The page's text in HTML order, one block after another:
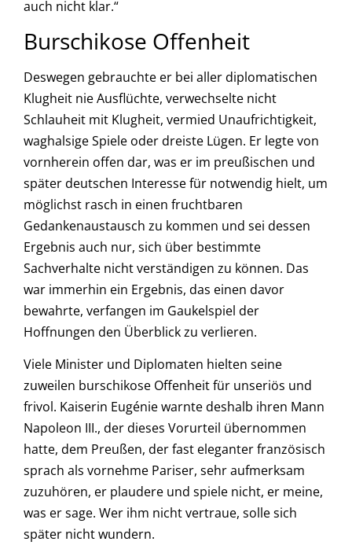
auch nicht klar.“
Burschikose Offenheit
Deswegen gebrauchte er bei aller diplomatischen
Klugheit nie Ausflüchte, verwechselte nicht
Schlauheit mit Klugheit, vermied Unaufrichtigkeit,
waghalsige Spiele oder dreiste Lügen. Er legte von
vornherein offen dar, was er im preußischen und
später deutschen Interesse für notwendig hielt, um
möglichst rasch in einen fruchtbaren
Gedankenaustausch zu kommen und sei dessen
Ergebnis auch nur, sich über bestimmte
Sachverhalte nicht verständigen zu können. Das
war immerhin ein Ergebnis, das einen davor
bewahrte, verfangen im Gaukelspiel der
Hoffnungen den Überblick zu verlieren.
Viele Minister und Diplomaten hielten seine
zuweilen burschikose Offenheit für unseriös und
frivol. Kaiserin Eugénie warnte deshalb ihren Mann
Napoleon III., der dieses Vorurteil übernommen
hatte, dem Preußen, der fast eleganter französisch
sprach als vornehme Pariser, sehr aufmerksam
zuzuhören, er plaudere und spiele nicht, er meine,
was er sage. Wer ihm nicht vertraue, solle sich
später nicht wundern.